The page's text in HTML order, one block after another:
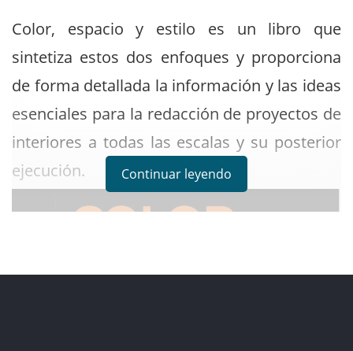
Color, espacio y estilo es un libro que
sintetiza estos dos enfoques y proporciona
de forma detallada la información y las ideas
esenciales para la redacción de proyectos de
interiores a todas las escalas y su posterior
ejecución.
Continuar leyendo